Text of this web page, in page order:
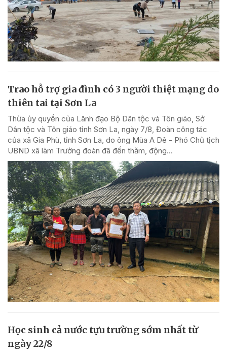
Trao hỗ trợ gia đình có 3 người thiệt mạng do
thiên tai tại Sơn La
Thừa ủy quyền của Lãnh đạo Bộ Dân tộc và Tôn giáo, Sở
Dân tộc và Tôn giáo tỉnh Sơn La, ngày 7/8, Đoàn công tác
của xã Gia Phù, tỉnh Sơn La, do ông Mùa A Dê - Phó Chủ tịch
UBND xã làm Trưởng đoàn đã đến thăm, động...
Học sinh cả nước tựu trường sớm nhất từ
ngày 22/8